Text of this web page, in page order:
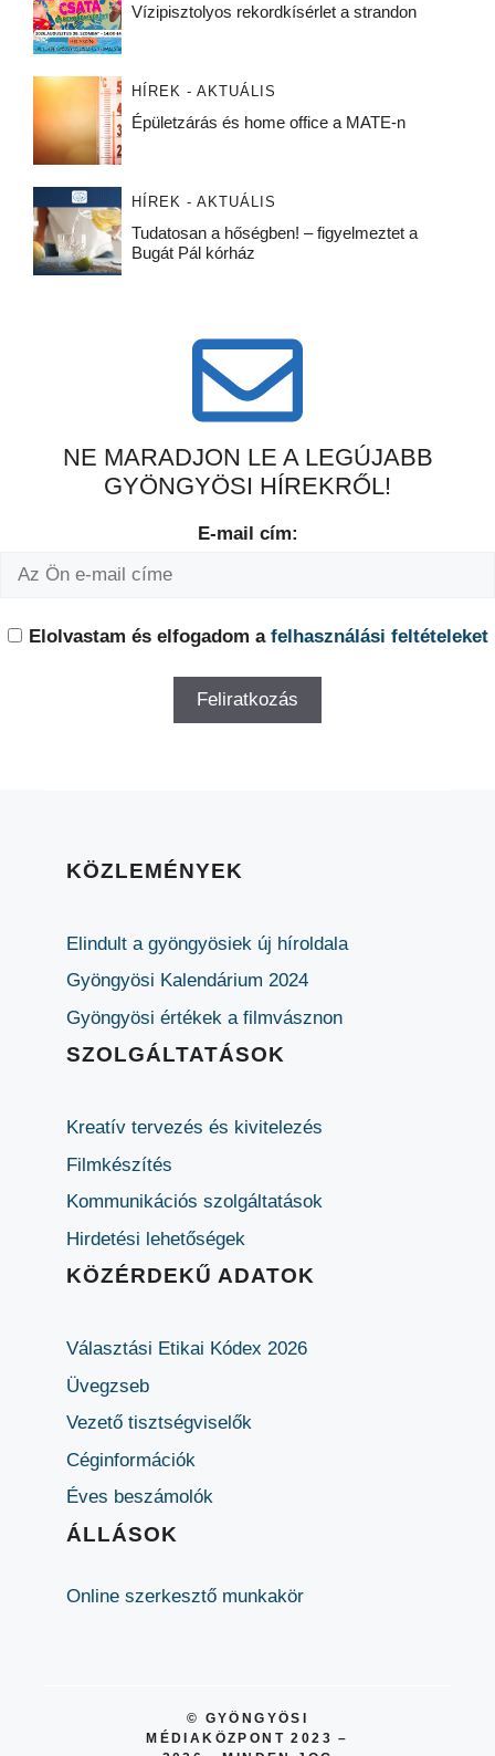
Vízipisztolyos rekordkísérlet a strandon
HÍREK - AKTUÁLIS
Épületzárás és home office a MATE-n
HÍREK - AKTUÁLIS
Tudatosan a hőségben! – figyelmeztet a
Bugát Pál kórház
NE MARADJON LE A LEGÚJABB
GYÖNGYÖSI HÍREKRŐL!
E-mail cím:
Elolvastam és elfogadom a felhasználási feltételeket
KÖZLEMÉNYEK
Elindult a gyöngyösiek új híroldala
Gyöngyösi Kalendárium 2024
Gyöngyösi értékek a filmvásznon
SZOLGÁLTATÁSOK
Kreatív tervezés és kivitelezés
Filmkészítés
Kommunikációs szolgáltatások
Hirdetési lehetőségek
KÖZÉRDEKŰ ADATOK
Választási Etikai Kódex 2026
Üvegzseb
Vezető tisztségviselők
Céginformációk
Éves beszámolók
ÁLLÁSOK
Online szerkesztő munkakör
© GYÖNGYÖSI
MÉDIAKÖZPONT 2023 –